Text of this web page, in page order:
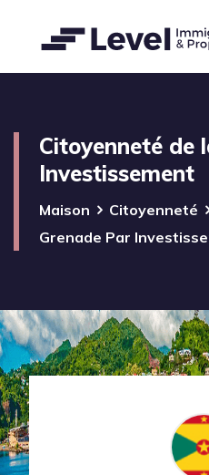
Citoyenneté de
Investissement
Maison Citoyenneté
Grenade Par